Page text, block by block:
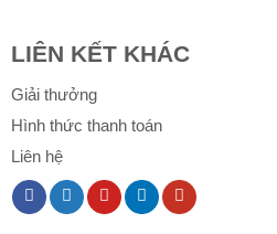
LIÊN KẾT KHÁC
Giải thưởng
Hình thức thanh toán
Liên hệ